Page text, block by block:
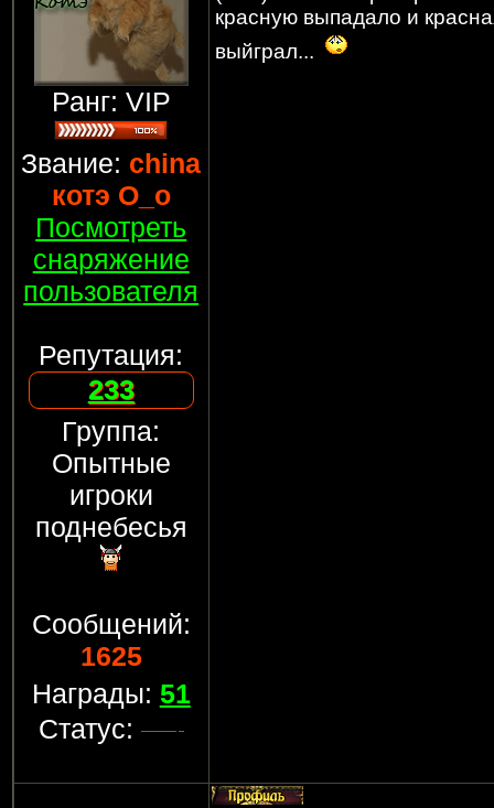
Ранг: VIP
Звание: china
котэ О_о
Посмотреть
снаряжение
пользователя
Репутация:
233
Группа:
Опытные
игроки
поднебесья
Сообщений:
1625
Награды: 51
Статус:
красную выпадало и
выйграл...